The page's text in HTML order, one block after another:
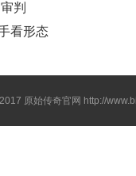
判
看形态
原始传奇官网 http://